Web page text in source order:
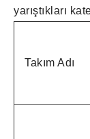
yarıştıkları
Takım Adı